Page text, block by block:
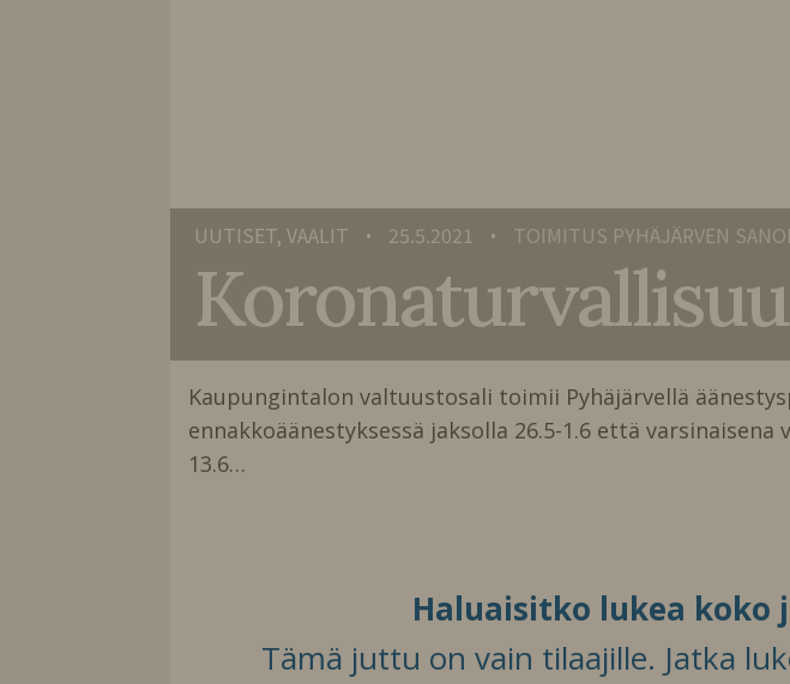
UUTISET, VAALIT • 25.5.2021 • TOIMITUS PYHÄJÄRVEN
Kaupungintalon valtuustosali toimii Pyhäjärvellä
ennakkoäänestyksessä jaksolla 26.5-1.6 että varsinaisena
13.6…
Haluaisitko lukea koko
Tämä juttu on vain tilaajille. Jatka